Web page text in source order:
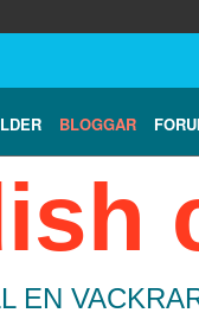
BLOGGAR
EN